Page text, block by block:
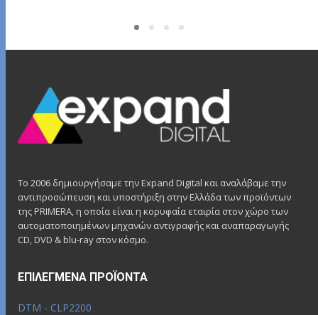
Το 2006 δημιουργήσαμε την Expand Digital και αναλάβαμε την
αντιπροσώπευση και υποστήριξη στην Ελλάδα των προϊόντων
της PRIMERA, η οποία είναι η κορυφαία εταιρία στον χώρο των
αυτοματοποιημένων μηχανών αντιγραφής και αναπαραγωγής
CD, DVD & blu-ray στον κόσμο.
ΕΠΙΛΕΓΜΈΝΑ ΠΡΟΪΌΝΤΑ
DTM - CLP2200